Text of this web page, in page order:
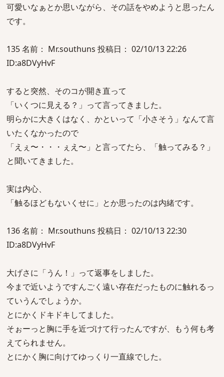
可愛いなぁとか思いながら、その話をやめようと思ったん
です。
135 名前： Mr.southuns 投稿日： 02/10/13 22:26
ID:a8DVyHvF
すると突然、そのコが開き直って
「いくつに見える？」って言ってきました。
明らかに大きくはなく、かといって「小さそう」なんて言
いたくなかったので
「えぇ〜・・・ぇえ〜」と言ってたら、「触ってみる？」
と聞いてきました。
実は内心、
「触るほどもないくせに」とか思ったのは内緒です。
136 名前： Mr.southuns 投稿日： 02/10/13 22:30
ID:a8DVyHvF
大げさに「うん！」って返事をしました。
今まで近いようですんごく遠い存在だったものに触れるっ
ていうんでしょうか。
とにかくドキドキしてました。
そぉーっと胸に手を近づけて行ったんですが、もう何も考
えてられません。
とにかく胸に向けてゆっくり一直線でした。